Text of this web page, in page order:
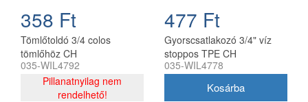
358 Ft
Tömlőtoldó 3/4 colos
tömlőhöz CH
035-WIL4792
Pillanatnyilag nem
rendelhető!
477 Ft
Gyorscsatlakozó 3/4" víz
stoppos TPE CH
5901292684778
035-WIL4778